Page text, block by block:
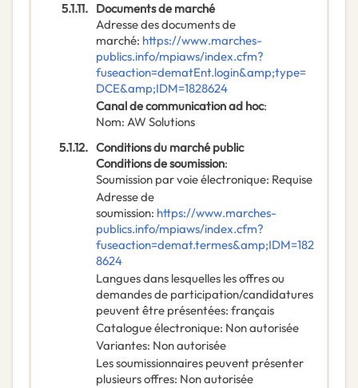
5.1.11. Documents de marché
Adresse des documents de
marché: https://www.marches-
publics.info/mpiaws/index.cfm?
fuseaction=dematEnt.login&amp;type=
DCE&amp;IDM=1828624
Canal de communication ad hoc:
Nom: AW Solutions
5.1.12. Conditions du marché public
Conditions de soumission:
Soumission par voie électronique: Requise
Adresse de
soumission: https://www.marches-
publics.info/mpiaws/index.cfm?
fuseaction=demat.termes&amp;IDM=182
8624
Langues dans lesquelles les offres ou
demandes de participation/candidatures
peuvent être présentées: français
Catalogue électronique: Non autorisée
Variantes: Non autorisée
Les soumissionnaires peuvent présenter
plusieurs offres: Non autorisée